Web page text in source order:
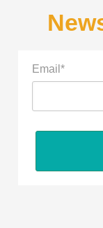
Email*